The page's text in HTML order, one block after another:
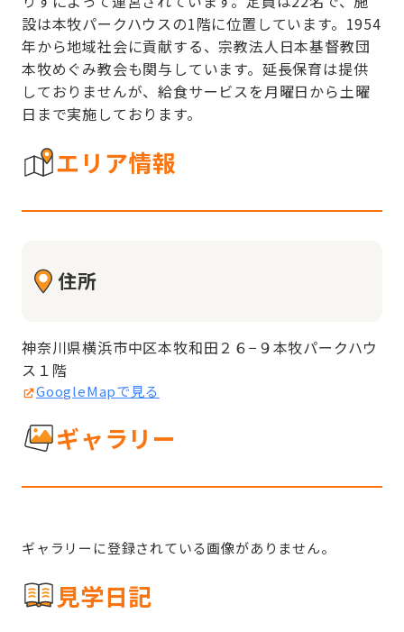
設は本牧パークハウスの1階に位置しています。1954
年から地域社会に貢献する、宗教法人日本基督教団
本牧めぐみ教会も関与しています。延長保育は提供
しておりませんが、給食サービスを月曜日から土曜
日まで実施しております。
エリア情報
住所
神奈川県横浜市中区本牧和田２６−９本牧パークハウ
ス１階
GoogleMapで見る
ギャラリー
ギャラリーに登録されている画像がありません。
見学日記